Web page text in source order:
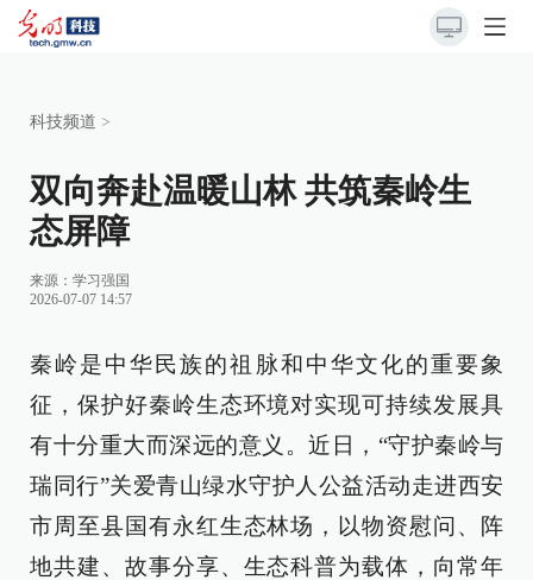
科技频道 >
双向奔赴温暖山林 共筑秦岭生
态屏障
来源： 学习强国
2026-07-07 14:57
秦岭是中华民族的祖脉和中华文化的重要象
征，保护好秦岭生态环境对实现可持续发展具
有十分重大而深远的意义。近日，“守护秦岭与
瑞同行”关爱青山绿水守护人公益活动走进西安
市周至县国有永红生态林场，以物资慰问、阵
地共建、故事分享、生态科普为载体，向常年